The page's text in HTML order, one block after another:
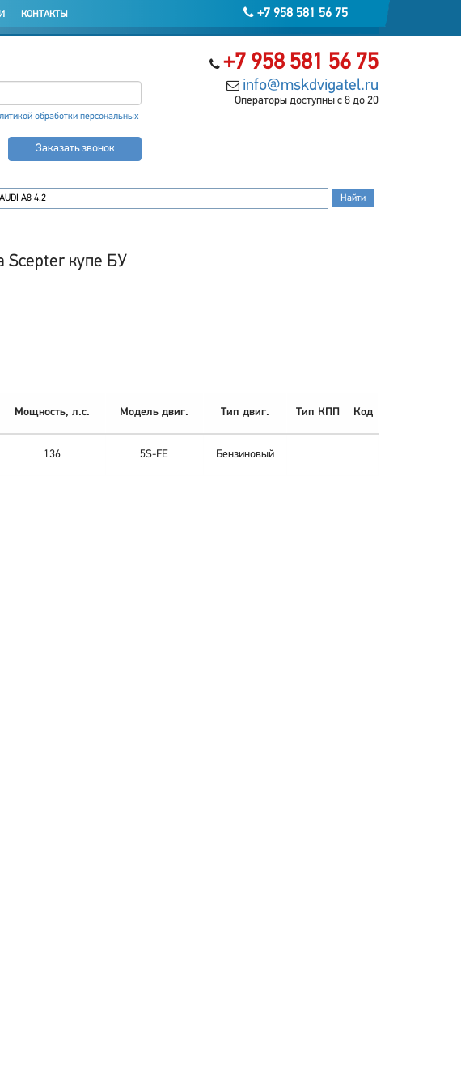
+7 958 581 56 75
КОНТАКТЫ
+7 958 581 56 75
info@mskdvigatel.ru
Операторы доступны с 8 до 20
обработки персональных
Заказать звонок
Scepter купе БУ
Мощность, л.с. Модель двиг. Тип двиг. Тип КПП Код
136 5S-FE Бензиновый